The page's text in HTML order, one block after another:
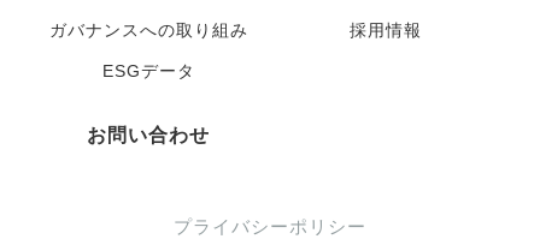
ガバナンスへの取り組み
ESGデータ
採用情報
お問い合わせ
プライバシーポリシー